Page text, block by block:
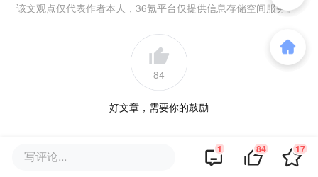
该文观点仅代表作者本人，36氪平台仅提供信息存储空间服务。
84
好文章，需要你的鼓励
品牌专题
写评论... 1 84 17